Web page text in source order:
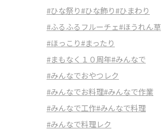
#ひな祭り#ひな飾り#ひまわり
#ふるふるフルーチェ#ほうれん草
#ほっこり#まったり
#まもなく１０周年#みんなで
#みんなでおやつレク
#みんなでお料理#みんなで作業
#みんなで工作#みんなで料理
#みんなで料理レク